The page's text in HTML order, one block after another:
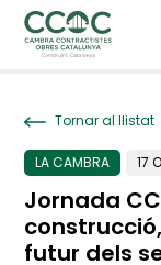
Tornar al llistat
LA CAMBRA 17
Jornada
futur dels